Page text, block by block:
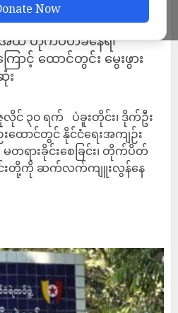
Now
းအကျဉ်းသူများမတရား
းအထိ တိုက်ပိတ်ခံနေရ၊
င့် ထောင်တွင်း မွေးဖွား
လိုင် ၃၀ ရက် ပဲခူးတိုင်း၊ ဒိုက်ဦး
ထောင်တွင် နိုင်ငံရေးအကျဉ်း
တရားခိုင်းစေခြင်း၊ တိုက်ပိတ်
ြင်းတို့ကို ဆက်လက်ကျူးလွန်နေ